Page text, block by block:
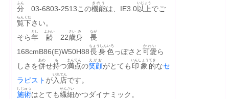
分
ふん
03-6803-2513この機能
きのう
は、IE3.0以上
いじょう
でご
覧
らん
下
くだ
さい。
そら年
とし
齢
よわい
22歳
さい
身
み
長
なが
168cmB86(E)W50H88長身
ちょうしん
色
いろ
っぽさと可愛
かわい
ら
しさを併
あわ
せ持
も
つ満点
まんてん
の笑顔
えがお
がとても 印象
いんしょう
的
てき
なセ
ラピスト が入
いれ
店
てん
です。
施術
しじゅつ
はとても繊細
せんさい
かつダイナミック。